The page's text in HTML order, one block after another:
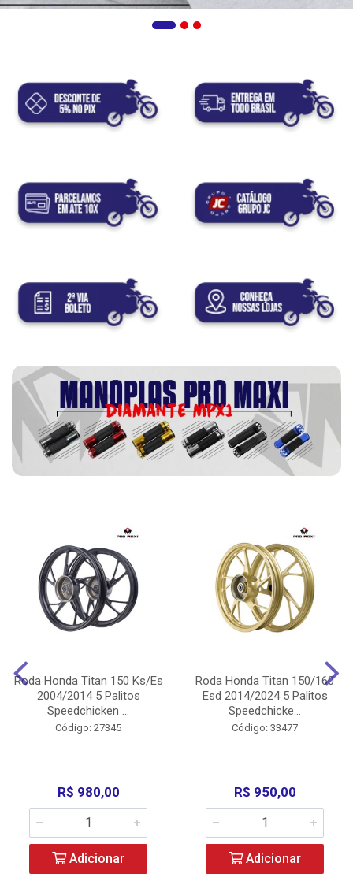
Roda Honda Titan 150 Ks/Es
2004/2014 5 Palitos
Speedchicken ...
Código: 27345
R$ 980,00
Adicionar
Roda Honda Titan 150/160
Esd 2014/2024 5 Palitos
Speedchicke...
Código: 33477
R$ 950,00
Adicionar